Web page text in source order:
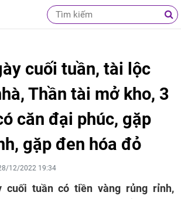
cuối tuần, tài lộc
Thần tài mở kho, 3
căn đại phúc, gặp
gặp đen hóa đỏ
12/2022 19:34
cuối tuần có tiền vàng rủng rỉnh,